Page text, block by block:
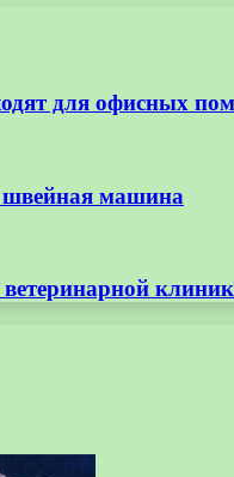
для офисных
швейная машина